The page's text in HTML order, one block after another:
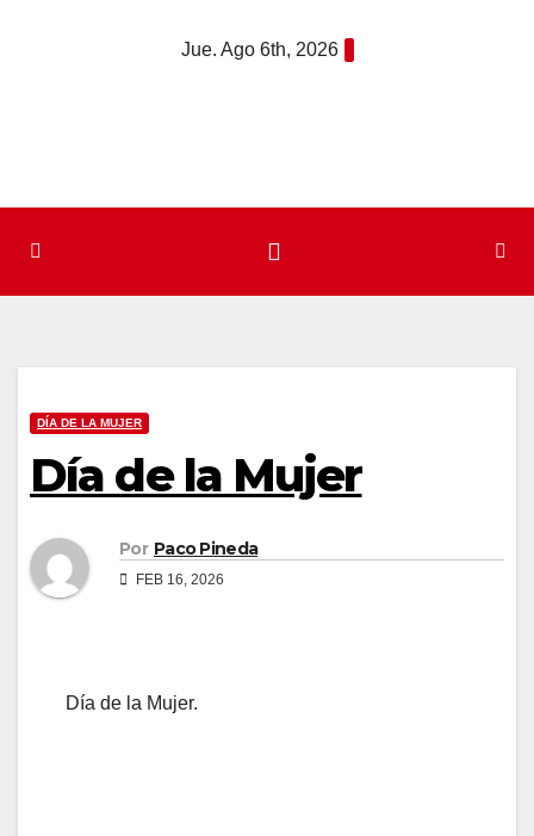
Jue. Ago 6th, 2026
DÍA DE LA MUJER
Día de la Mujer
Por Paco Pineda
FEB 16, 2026
Día de la Mujer.